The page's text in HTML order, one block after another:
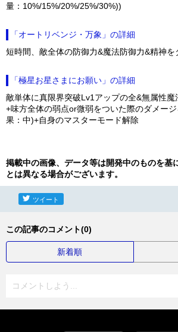
量：10%/15%/20%/25%/30%))
「オートリベンジ・万象」の詳細
短時間、敵全体の防御力&魔法防御力&精神を
「極星お星さまにお願い」の詳細
敵単体に真限界突破Lv1アップの全&無属性
+味方全体の弱点or微弱をついた際のダメー
果：中)+自身のマスターモード解除
掲載中の画像、データ等は開発中のものを基
とは異なる場合がございます。
ツイート
この記事のコメント(0)
新着順
コメントしよう...